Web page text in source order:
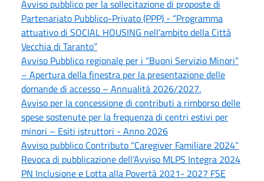
Avviso pubblico per la sollecitazione di proposte di
Partenariato Pubblico-Privato (PPP) - “Programma
attuativo di SOCIAL HOUSING nell’ambito della Città
Vecchia di Taranto”
Avviso Pubblico regionale per i “Buoni Servizio Minori”
– Apertura della finestra per la presentazione delle
domande di accesso – Annualità 2026/2027.
Avviso per la concessione di contributi a rimborso delle
spese sostenute per la frequenza di centri estivi per
minori – Esiti istruttori - Anno 2026
Avviso pubblico Contributo “Caregiver Familiare 2024”
Revoca di pubblicazione dell’Avviso MLPS Integra 2024
PN Inclusione e Lotta alla Povertà 2021- 2027 FSE